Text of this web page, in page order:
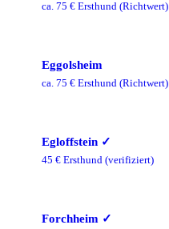
ca. 75 € Ersthund (Richtwert)
Eggolsheim
ca. 75 € Ersthund (Richtwert)
Egloffstein ✓
45 € Ersthund (verifiziert)
Forchheim ✓